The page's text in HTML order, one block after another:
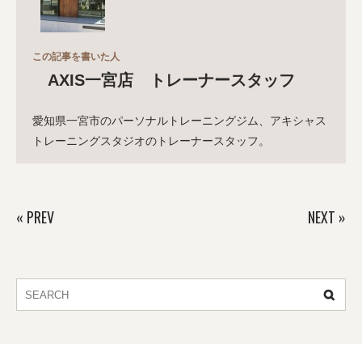
この記事を書いた人
AXIS一宮店 トレーナースタッフ
愛知県一宮市のパーソナルトレーニングジム、アキシャス
トレーニングスタジオのトレーナースタッフ。
« PREV NEXT »